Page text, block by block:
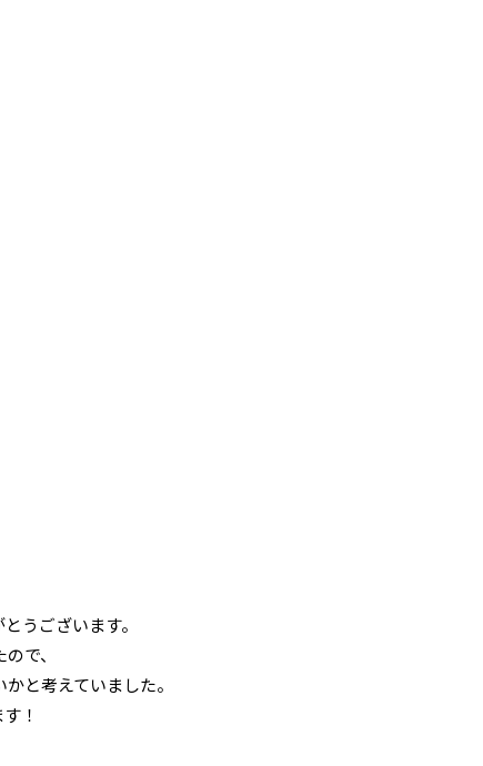
うございます。
で、
と考えていました。
！